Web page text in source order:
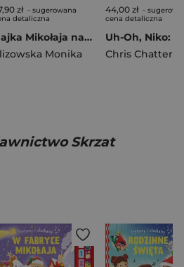
zł - sugerowana
detaliczna
Bajka Mikołaja na dobranoc. Czytamy i słuchamy
Monika
44,00 zł -
cena detaliczna
Chris
Skrzat